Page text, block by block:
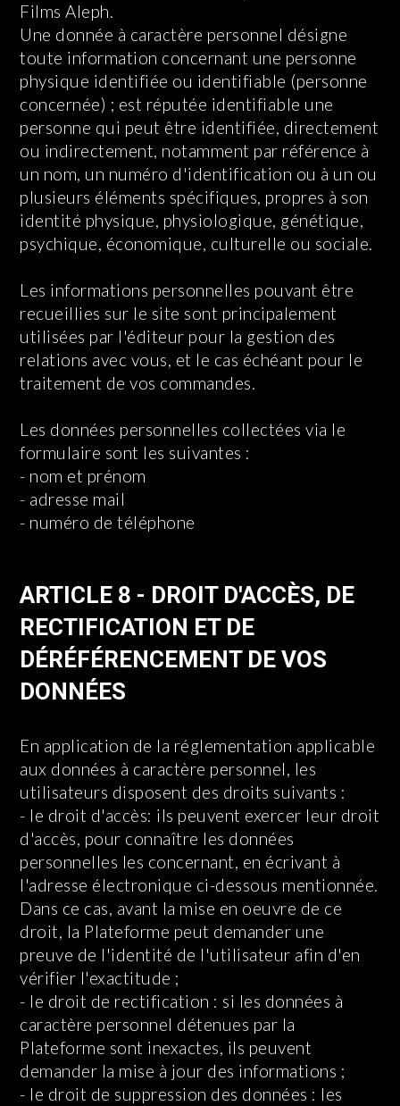
Films Aleph.
Une donnée à caractère personnel désigne
toute information concernant une personne
physique identifiée ou identifiable (personne
concernée) ; est réputée identifiable une
personne qui peut être identifiée, directement
ou indirectement, notamment par référence à
un nom, un numéro d'identification ou à un ou
plusieurs éléments spécifiques, propres à son
identité physique, physiologique, génétique,
psychique, économique, culturelle ou sociale.
Les informations personnelles pouvant être
recueillies sur le site sont principalement
utilisées par l'éditeur pour la gestion des
relations avec vous, et le cas échéant pour le
traitement de vos commandes.
Les données personnelles collectées via le
formulaire sont les suivantes :
- nom et prénom
- adresse mail
- numéro de téléphone
ARTICLE 8 - DROIT D'ACCÈS, DE
RECTIFICATION ET DE
DÉRÉFÉRENCEMENT DE VOS
DONNÉES
En application de la réglementation applicable
aux données à caractère personnel, les
utilisateurs disposent des droits suivants :
- le droit d'accès: ils peuvent exercer leur droit
d'accès, pour connaître les données
personnelles les concernant, en écrivant à
l'adresse électronique ci-dessous mentionnée.
Dans ce cas, avant la mise en oeuvre de ce
droit, la Plateforme peut demander une
preuve de l'identité de l'utilisateur afin d'en
vérifier l'exactitude ;
- le droit de rectification : si les données à
caractère personnel détenues par la
Plateforme sont inexactes, ils peuvent
demander la mise à jour des informations ;
- le droit de suppression des données : les